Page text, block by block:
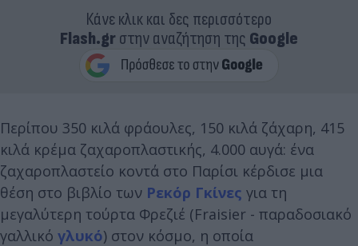
Κάνε κλικ και δες περισσότερο
Flash.grστην αναζήτηση της Google
Περίπου 350 κιλά φράουλες, 150 κιλά ζάχαρη, 415
κιλά κρέμα ζαχαροπλαστικής, 4.000 αυγά: ένα
ζαχαροπλαστείο κοντά στο Παρίσι κέρδισε μια
θέση στο βιβλίο των Ρεκόρ Γκίνες για τη
μεγαλύτερη τούρτα Φρεζιέ (Fraisier - παραδοσιακό
γαλλικό γλυκό) στον κόσμο, η οποία